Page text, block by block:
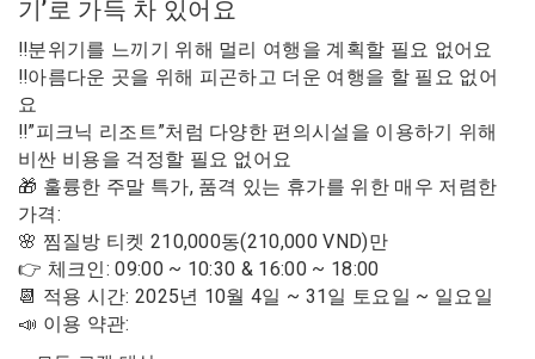
기’로 가득 차 있어요
‼️분위기를 느끼기 위해 멀리 여행을 계획할 필요 없어요
‼️아름다운 곳을 위해 피곤하고 더운 여행을 할 필요 없어
요
‼️”피크닉 리조트”처럼 다양한 편의시설을 이용하기 위해
비싼 비용을 걱정할 필요 없어요
🎁 훌륭한 주말 특가, 품격 있는 휴가를 위한 매우 저렴한
가격:
🌸 찜질방 티켓 210,000동(210,000 VND)만
👉 체크인: 09:00 ~ 10:30 & 16:00 ~ 18:00
📆 적용 시간: 2025년 10월 4일 ~ 31일 토요일 ~ 일요일
📣 이용 약관: